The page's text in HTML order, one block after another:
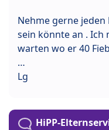
Nehme gerne jeden
sein könnte an . Ich
warten wo er 40
…
Lg
HiPP-